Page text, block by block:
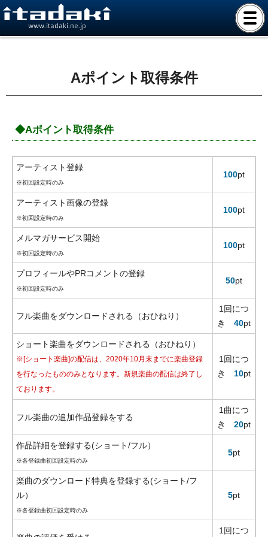
www.itadaki.ne.jp
Aポイント取得条件
◆Aポイント取得条件
アーティスト登録
※初回設定時のみ
100pt
アーティスト画像の登録
※初回設定時のみ
100pt
メルマガサービス開始
※初回設定時のみ
100pt
プロフィールやPRコメントの登録
※初回設定時のみ
50pt
フル楽曲をダウンロードされる（おひねり）
1回につ
き 40pt
ショート楽曲をダウンロードされる（おひねり）
※[ショート楽曲]の配信は、2020年10月末までに楽曲登録
を行なったもののみとなります。新規楽曲の配信は終了し
ております。
1回につ
き 10pt
フル楽曲の追加作品登録をする
1曲につ
き 20pt
作品詳細を登録する(ショート/フル）
※各登録曲初回設定時のみ
5pt
楽曲のダウンロード特典を登録する(ショート/フ
ル）
※各登録曲初回設定時のみ
5pt
1回につ